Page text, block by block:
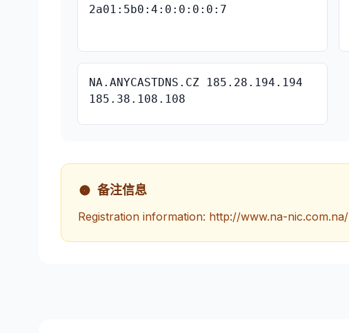
2a01:5b0:4:0:0:0:0:7
NA.ANYCASTDNS.CZ 185.28.194.194
185.38.108.108
备注信息
Registration information: http://www.na-nic.com.na/